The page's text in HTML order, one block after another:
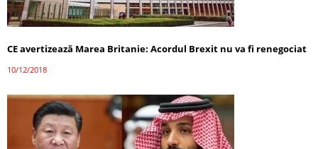
CE avertizează Marea Britanie: Acordul Brexit nu va fi renegociat
10/12/2018